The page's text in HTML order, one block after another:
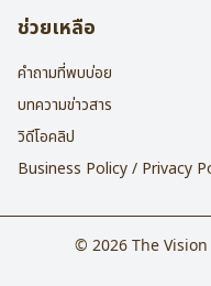
ช่วยเหลือ
คำถามที่พบบ่อย
บทความข่าวสาร
วิดีโอคลิป
Business Policy / Privacy
© 2026 The